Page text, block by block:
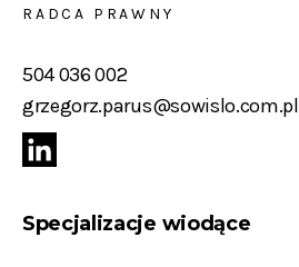
RADCA PRAWNY
504 036 002
grzegorz.parus@sowislo.com.pl
Specjalizacje wiodące